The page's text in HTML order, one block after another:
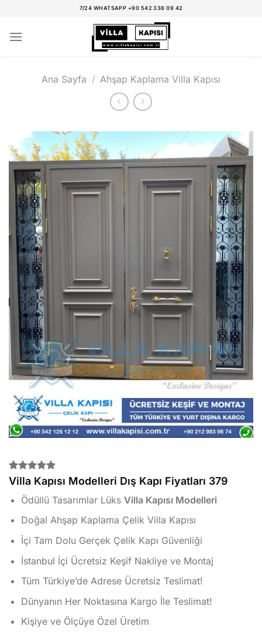
7/24 WHATSAPP +90 542 338 09 42
Ana Sayfa / Ahşap Kaplama Villa Kapısı
2
müşteri
puanına
dayanarak
5.00puan
aldı
Villa Kapısı Modelleri Dış Kapı Fiyatları 379
Ödüllü Tasarımlar Lüks Villa Kapısı Modelleri
Doğal Ahşap Kaplama Çelik Villa Kapısı
İçi Tam Dolu Gerçek Çelik Kapı Güvenliği
İstanbul İçi Ücretsiz Keşif Nakliye ve Montaj
Tüm Türkiye’de Adrese Ücretsiz Teslimat!
Dünyanın Her Noktasına Kargo İle Teslimat!
Kişiye ve Ölçüye Özel Üretim